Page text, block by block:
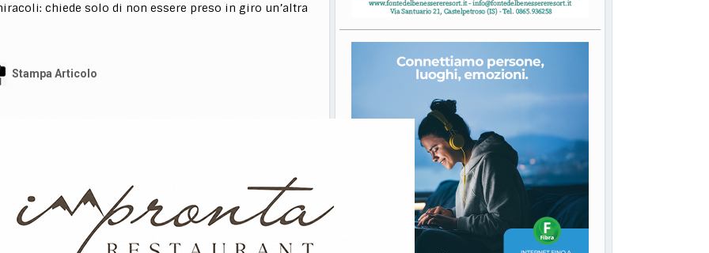
chiede solo di non essere preso in giro un’altra
Stampa Articolo